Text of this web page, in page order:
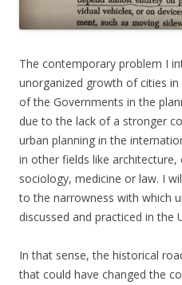
The contemporary problem I
unorganized growth of cities
of the Governments in the
due to the lack of a stronger
urban planning in the
in other fields like architecture,
sociology, medicine or law. I
to the narrowness with which
discussed and practiced in the
In that sense, the historical
that could have changed the